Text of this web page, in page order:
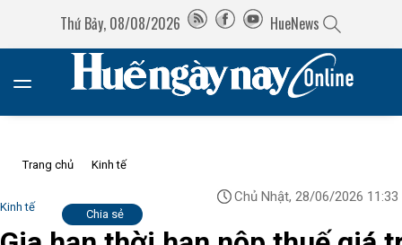
Thứ Bảy, 08/08/2026 HueNews
Trang chủ Kinh tế
Kinh tế
Chủ Nhật, 28/06/2026 11:33
Chia sẻ